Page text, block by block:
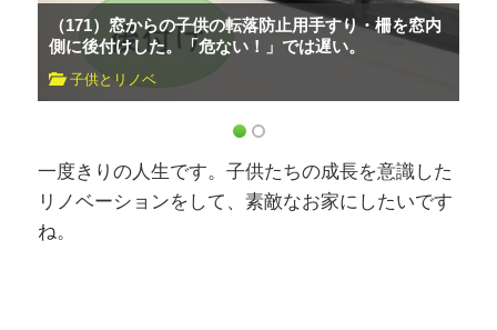
（171）窓からの子供の転落防止用手すり・柵を窓内
側に後付けした。「危ない！」では遅い。
子供とリノベ
一度きりの人生です。子供たちの成長を意識した
リノベーションをして、素敵なお家にしたいです
ね。